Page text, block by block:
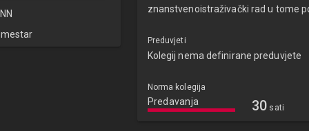
NN
znanstvenoistraživački rad u tome
Preduvjeti
Kolegij nema definirane preduvjete
Norma kolegija
Predavanja 30 sati